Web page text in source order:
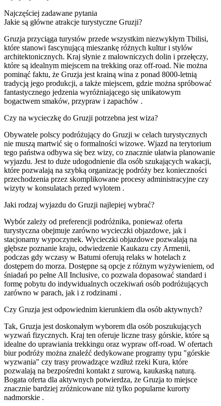
Najczęściej zadawane pytania
Jakie są główne atrakcje turystyczne Gruzji?
Gruzja przyciąga turystów przede wszystkim niezwykłym Tbilisi,
które stanowi fascynującą mieszankę różnych kultur i stylów
architektonicznych. Kraj słynie z malowniczych dolin i przełęczy,
które są idealnym miejscem na trekking oraz off-road. Nie można
pominąć faktu, że Gruzja jest krainą wina z ponad 8000-letnią
tradycją jego produkcji, a także miejscem, gdzie można spróbować
fantastycznego jedzenia wyróżniającego się unikatowym
bogactwem smaków, przypraw i zapachów .
Czy na wycieczkę do Gruzji potrzebna jest wiza?
Obywatele polscy podróżujący do Gruzji w celach turystycznych
nie muszą martwić się o formalności wizowe. Wjazd na terytorium
tego państwa odbywa się bez wizy, co znacznie ułatwia planowanie
wyjazdu. Jest to duże udogodnienie dla osób szukających wakacji,
które pozwalają na szybką organizację podróży bez konieczności
przechodzenia przez skomplikowane procesy administracyjne czy
wizyty w konsulatach przed wylotem .
Jaki rodzaj wyjazdu do Gruzji najlepiej wybrać?
Wybór zależy od preferencji podróżnika, ponieważ oferta
turystyczna obejmuje zarówno wycieczki objazdowe, jak i
stacjonarny wypoczynek. Wycieczki objazdowe pozwalają na
głębsze poznanie kraju, odwiedzenie Kaukazu czy Armenii,
podczas gdy wczasy w Batumi oferują relaks w hotelach z
dostępem do morza. Dostępne są opcje z różnym wyżywieniem, od
śniadań po pełne All Inclusive, co pozwala dopasować standard i
formę pobytu do indywidualnych oczekiwań osób podróżujących
zarówno w parach, jak i z rodzinami .
Czy Gruzja jest odpowiednim kierunkiem dla osób aktywnych?
Tak, Gruzja jest doskonałym wyborem dla osób poszukujących
wyzwań fizycznych. Kraj ten oferuje liczne trasy górskie, które są
idealne do uprawiania trekkingu oraz wypraw off-road. W ofertach
biur podróży można znaleźć dedykowane programy typu "górskie
wyzwania" czy trasy prowadzące wzdłuż rzeki Kura, które
pozwalają na bezpośredni kontakt z surową, kaukaską naturą.
Bogata oferta dla aktywnych potwierdza, że Gruzja to miejsce
znacznie bardziej zróżnicowane niż tylko popularne kurorty
nadmorskie .